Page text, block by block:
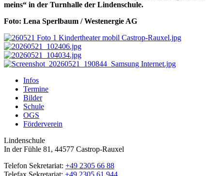
meins“ in der Turnhalle der Lindenschule.
Foto: Lena Sperlbaum / Westenergie AG
Infos
Termine
Bilder
Schule
OGS
Förderverein
Lindenschule
In der Fühle 81, 44577 Castrop-Rauxel
Telefon Sekretariat: +49 2305 66 88
Telefax Sekretariat: +49 2305 61 944